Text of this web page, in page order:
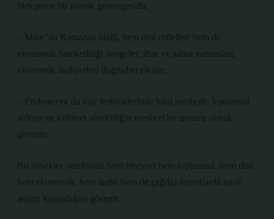
birleştiren bir kimlik göstergesidir.
– Mısır’da Ramazan hilali, hem dini ritüelleri hem de
ekonomik hareketliliği simgeler; iftar ve sahur zamanları,
ekonomik faaliyetleri doğrudan etkiler.
– Endonezya’da köy festivallerinde hilal sembolü, toplumsal
aidiyet ve kültürel sürekliliğin merkezi bir unsuru olarak
görünür.
Bu örnekler, sembolün hem bireysel hem toplumsal, hem dini
hem ekonomik, hem tarihi hem de çağdaş boyutlarda nasıl
anlam kazandığını gösterir.